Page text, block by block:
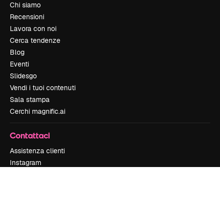
Chi siamo
Recensioni
Lavora con noi
Cerca tendenze
Blog
Eventi
Slidesgo
Vendi i tuoi contenuti
Sala stampa
Cerchi magnific.ai
Contattaci
Assistenza clienti
Instagram